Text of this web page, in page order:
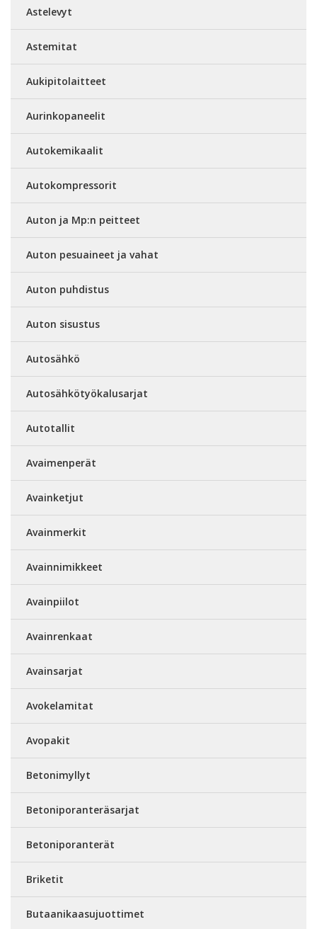
Astelevyt
Astemitat
Aukipitolaitteet
Aurinkopaneelit
Autokemikaalit
Autokompressorit
Auton ja Mp:n peitteet
Auton pesuaineet ja vahat
Auton puhdistus
Auton sisustus
Autosähkö
Autosähkötyökalusarjat
Autotallit
Avaimenperät
Avainketjut
Avainmerkit
Avainnimikkeet
Avainpiilot
Avainrenkaat
Avainsarjat
Avokelamitat
Avopakit
Betonimyllyt
Betoniporanteräsarjat
Betoniporanterät
Briketit
Butaanikaasujuottimet